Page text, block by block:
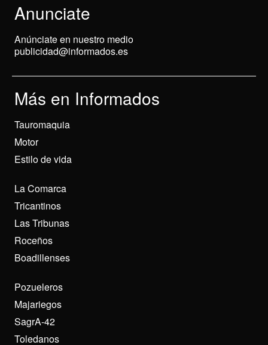
Anunciate
Anúnciate en nuestro medio
publicidad@informados.es
Más en Informados
Tauromaquia
Motor
Estilo de vida
La Comarca
Tricantinos
Las Tribunas
Roceños
Boadillenses
Pozueleros
Majariegos
SagrA-42
Toledanos